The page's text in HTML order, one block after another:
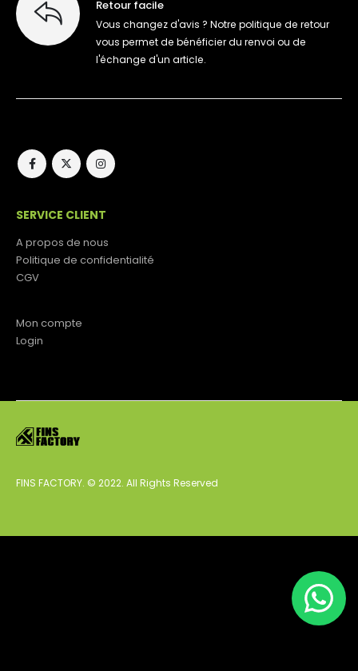
Retour facile
Vous changez d'avis ? Notre politique de retour
vous permet de bénéficier du renvoi ou de
l'échange d'un article.
SERVICE CLIENT
A propos de nous
Politique de confidentialité
CGV
Mon compte
Login
FINS FACTORY. © 2022. All Rights Reserved